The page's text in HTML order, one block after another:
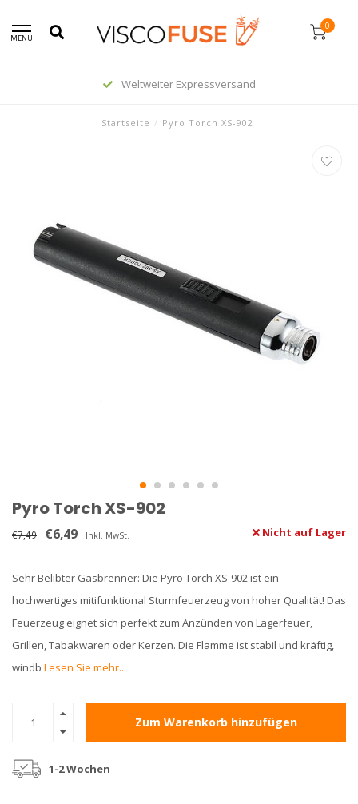
MENU
0
Weltweiter Expressversand
Startseite / Pyro Torch XS-902
Pyro Torch XS-902
€7,49 €6,49 Inkl. MwSt. Nicht auf Lager
Sehr Belibter Gasbrenner: Die Pyro Torch XS-902 ist ein
hochwertiges mitifunktional Sturmfeuerzeug von hoher Qualität! Das
Feuerzeug eignet sich perfekt zum Anzünden von Lagerfeuer,
Grillen, Tabakwaren oder Kerzen. Die Flamme ist stabil und kräftig,
windb Lesen Sie mehr..
Zum Warenkorb hinzufügen
1-2 Wochen